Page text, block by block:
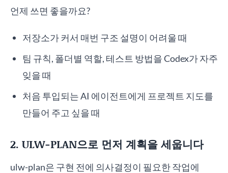
언제 쓰면 좋을까요?
저장소가 커서 매번 구조 설명이 어려울 때
팀 규칙, 폴더별 역할, 테스트 방법을 Codex가 자주
잊을 때
처음 투입되는 AI 에이전트에게 프로젝트 지도를
만들어 주고 싶을 때
2. ULW-PLAN으로 먼저 계획을 세웁니다
ulw-plan은 구현 전에 의사결정이 필요한 작업에